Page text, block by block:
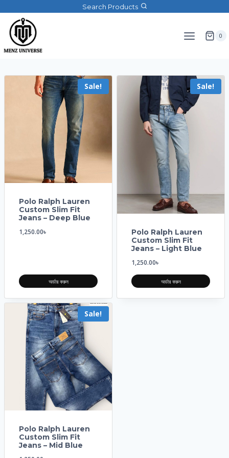
Search Products
0
Sale!
Polo Ralph Lauren
Custom Slim Fit
Jeans – Deep Blue
1,250.00৳
অর্ডার করুন
Sale!
Polo Ralph Lauren
Custom Slim Fit
Jeans – Light Blue
1,250.00৳
অর্ডার করুন
Sale!
Polo Ralph Lauren
Custom Slim Fit
Jeans – Mid Blue